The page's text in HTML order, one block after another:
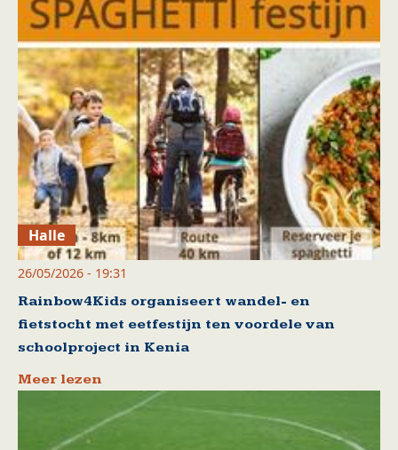
Halle
26/05/2026 - 19:31
Rainbow4Kids organiseert wandel- en
fietstocht met eetfestijn ten voordele van
schoolproject in Kenia
Meer lezen